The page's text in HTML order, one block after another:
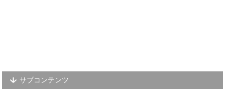
サブコンテンツ